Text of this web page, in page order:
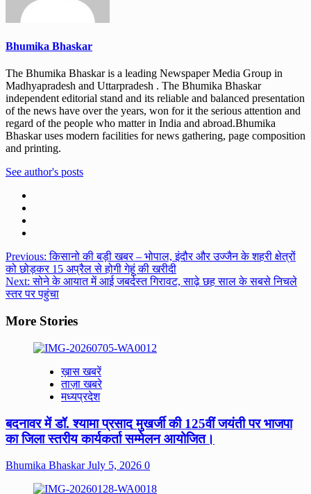
Bhumika Bhaskar
The Bhumika Bhaskar is a leading Newspaper Media Group in
Madhyapradesh and Uttarpradesh . The Bhumika Bhaskar
independent editorial stand and its reliable and balanced presentation
of the news have over the years, won for it the serious attention and
regard of the people who matter in India and abroad.Bhumika
Bhaskar uses modern facilities for news gathering, page composition
and printing.
See author's posts
Post
navigation
Previous:किसानो की बड़ी खबर – भोपाल, इंदौर और उज्जैन के शहरी क्षेत्रों
को छोड़कर 15 अप्रैल से होगी गेहूं की खरीदी
Next:सोने के आयात में आई जबर्दस्‍त गिरावट, साढ़े छह साल के सबसे निचले
स्‍तर पर पहुंचा
More Stories
ख़ास खबरें
ताज़ा खबरे
मध्यप्रदेश
बदनावर में डॉ. श्यामा प्रसाद मुखर्जी की 125वीं जयंती पर भाजपा
का जिला स्तरीय कार्यकर्ता सम्मेलन आयोजित।
Bhumika BhaskarJuly 5, 2026 0